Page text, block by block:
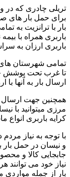
تریلی چادری که در
برای حمل بار های
بار با ترانزیت به
باربری همراه با
باربری ارزان به
تمامی شهرستان
تا غرب تحت پوشش
ارسال بار به آنها
همچنین جهت ارسال
مرزی میتوانید با
کرایه باربری انواع
با توجه به نیاز
و نیسان در حمل
جابجایی کالا و
نیاز خود می توانند
بار از جمله مواردی